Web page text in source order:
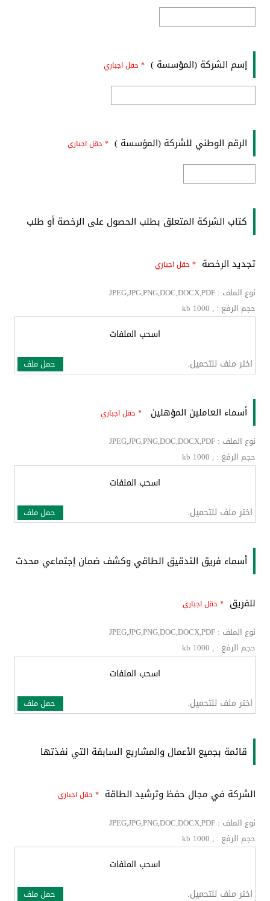
إسم الشركة (المؤسسة ) * حقل اجباري
الرقم الوطني للشركة (المؤسسة ) * حقل اجباري
كتاب الشركة المتعلق بطلب الحصول على الرخصة أو طلب
تجديد الرخصة * حقل اجباري
حجم الرفع : , kb 1000
نوع الملف : JPEG,JPG,PNG,DOC,DOCX,PDF
اسحب الملفات
حمل ملف اختر ملف للتحميل.
أسماء العاملين المؤهلين * حقل اجباري
حجم الرفع : , kb 1000
نوع الملف : JPEG,JPG,PNG,DOC,DOCX,PDF
اسحب الملفات
حمل ملف اختر ملف للتحميل.
أسماء فريق التدقيق الطاقي وكشف ضمان إجتماعي محدث
للفريق * حقل اجباري
حجم الرفع : , kb 1000
نوع الملف : JPEG,JPG,PNG,DOC,DOCX,PDF
اسحب الملفات
حمل ملف اختر ملف للتحميل.
قائمة بجميع الأعمال والمشاريع السابقة التي نفذتها
الشركة في مجال حفظ وترشيد الطاقة * حقل اجباري
حجم الرفع : , kb 1000
نوع الملف : JPEG,JPG,PNG,DOC,DOCX,PDF
اسحب الملفات
حمل ملف اختر ملف للتحميل.